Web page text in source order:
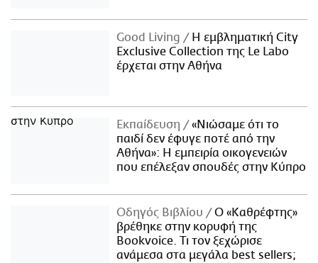
Good Living
Η εμβληματική City
Exclusive Collection της Le Labo
έρχεται στην Αθήνα
Εκπαίδευση
«Νιώσαμε ότι το
παιδί δεν έφυγε ποτέ από την
Αθήνα»: Η εμπειρία οικογενειών
που επέλεξαν σπουδές στην Κύπρο
Οδηγός Βιβλίου
Ο «Καθρέφτης»
βρέθηκε στην κορυφή της
Bookvoice. Τι τον ξεχώρισε
ανάμεσα στα μεγάλα best sellers;